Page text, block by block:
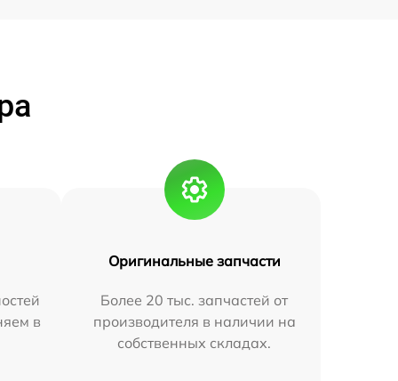
в
Оригинальные запчасти
Более 20 тыс. запчастей от
производителя в наличии на
собственных складах.